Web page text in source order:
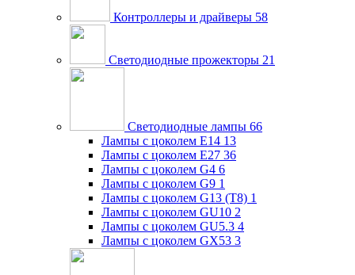
Контроллеры и драйверы 58
Светодиодные прожекторы 21
Светодиодные лампы 66
Лампы с цоколем E14 13
Лампы с цоколем E27 36
Лампы с цоколем G4 6
Лампы с цоколем G9 1
Лампы с цоколем G13 (Т8) 1
Лампы с цоколем GU10 2
Лампы с цоколем GU5.3 4
Лампы с цоколем GX53 3